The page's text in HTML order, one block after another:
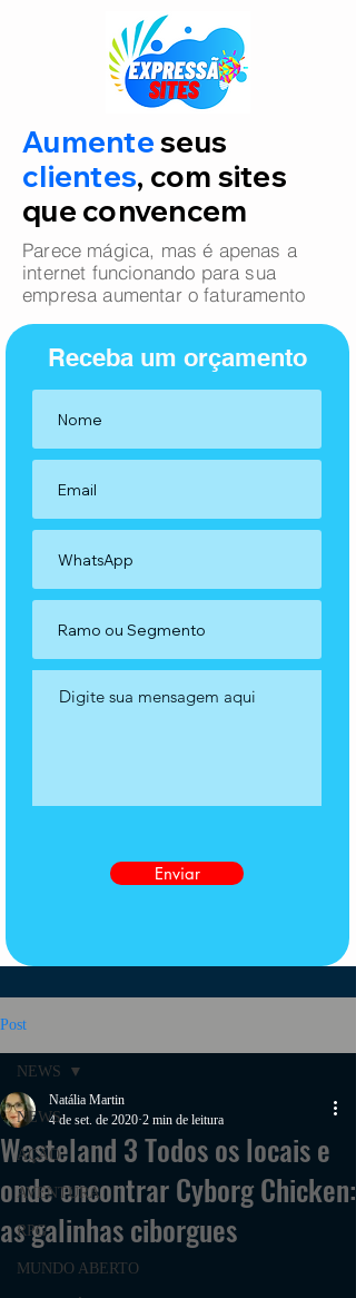
Aumenteseus
clientes, com sites
que convencem
Parece mágica, mas é apenas a
internet funcionando para sua
empresa aumentar o faturamento
Receba um orçamento
Enviar
Post
NEWS
AÇÃO
AVENTURA
RPG
MUNDO ABERTO
NEWS
Wasteland 3 Todos os locais e
onde encontrar Cyborg Chicken:
as galinhas ciborgues
Natália Martin
4 de set. de 2020 2 min de leitura